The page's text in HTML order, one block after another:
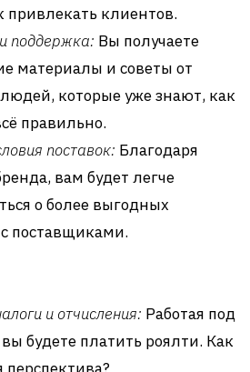
привлекать клиентов.
поддержка: Вы получаете
материалы и советы от
которые уже знают, как
правильно.
поставок: Благодаря
вам будет легче
о более выгодных
поставщиками.
и отчисления: Работая под
будете платить роялти. Как